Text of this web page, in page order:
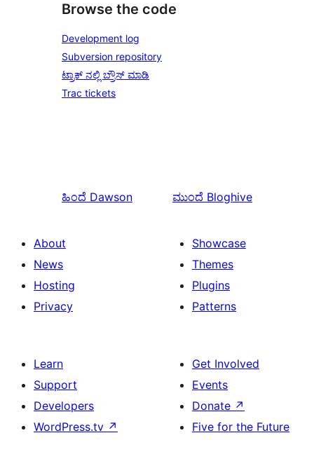
Browse the code
Development log
Subversion repository
ಟ್ರಾಕ್ ನಲ್ಲಿ ಬ್ರೌಸ್ ಮಾಡಿ
Trac tickets
ಹಿಂದೆ Dawson ಮುಂದೆ Bloghive
About
News
Hosting
Privacy
Showcase
Themes
Plugins
Patterns
Learn
Support
Developers
WordPress.tv ↗
Get Involved
Events
Donate ↗
Five for the Future